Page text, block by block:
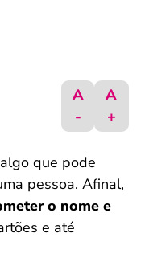
A
-
A
+
que pode
pessoa. Afinal,
o nome e
e até